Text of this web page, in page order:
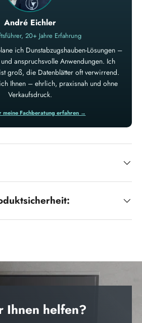
André Eichler
20+ Jahre Erfahrung
ich Dunstabzugshauben-Lösungen –
anspruchsvolle Anwendungen. Ich
groß, die Datenblätter oft verwirrend.
Ihnen – ehrlich, praxisnah und ohne
Verkaufsdruck.
meine Fachberatung erfahren →
Ihnen helfen?